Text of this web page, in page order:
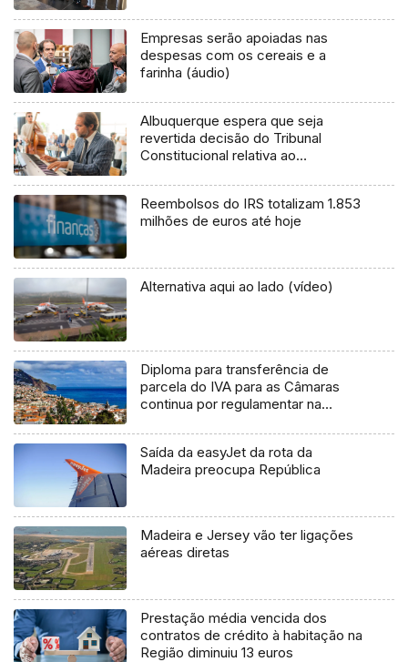
Empresas serão apoiadas nas
despesas com os cereais e a
farinha (áudio)
Albuquerque espera que seja
revertida decisão do Tribunal
Constitucional relativa ao
Reembolsos do IRS totalizam 1.853
milhões de euros até hoje
Alternativa aqui ao lado (vídeo)
Diploma para transferência de
parcela do IVA para as Câmaras
continua por regulamentar na
Saída da easyJet da rota da
Madeira preocupa República
Madeira e Jersey vão ter ligações
aéreas diretas
Prestação média vencida dos
contratos de crédito à habitação na
Região diminuiu 13 euros